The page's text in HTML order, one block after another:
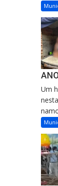
Um